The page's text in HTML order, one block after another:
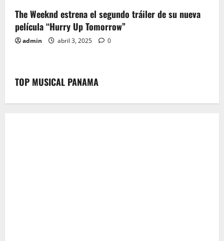
The Weeknd estrena el segundo tráiler de su nueva
película “Hurry Up Tomorrow”
admin abril 3, 2025 0
TOP MUSICAL PANAMA